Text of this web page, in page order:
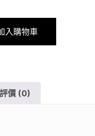
入購物車
評價 (0)